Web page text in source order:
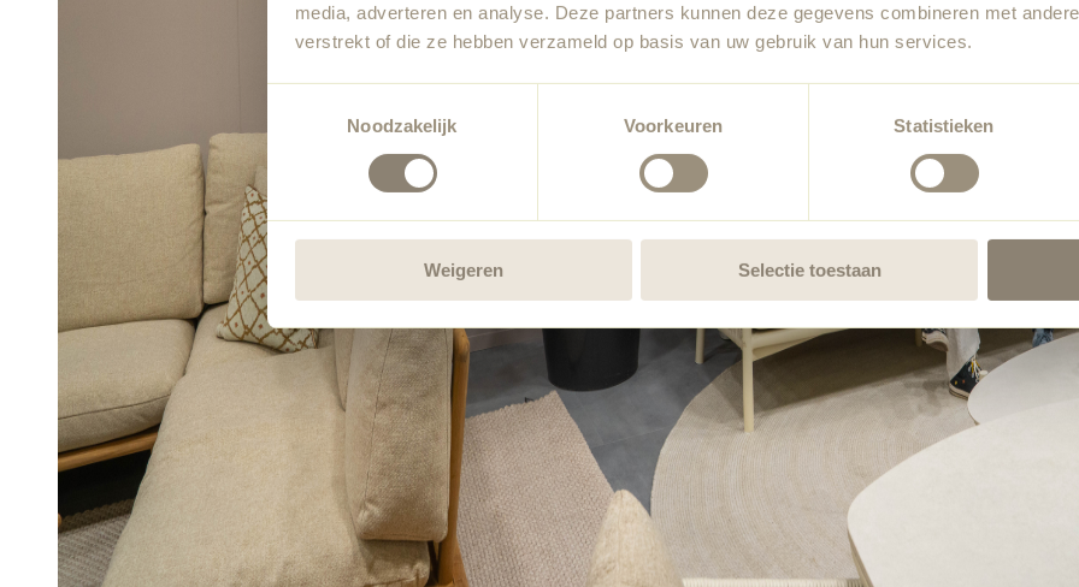
media, adverteren en analyse. Deze partners kunnen deze gegevens combineren met
verstrekt of die ze hebben verzameld op basis van uw gebruik van hun services.
Noodzakelijk
Voorkeuren Statistieken
Weigeren Selectie toestaan